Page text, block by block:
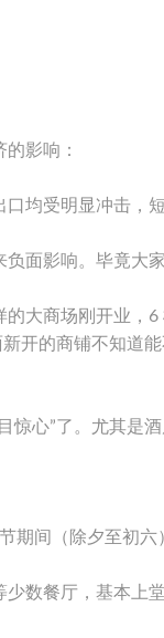
影响：
均受明显冲击，
负面影响。毕竟大
大商场刚开业，
开的商铺不知道能
惊心”了。尤其是
期间（除夕至初
数餐厅，基本上